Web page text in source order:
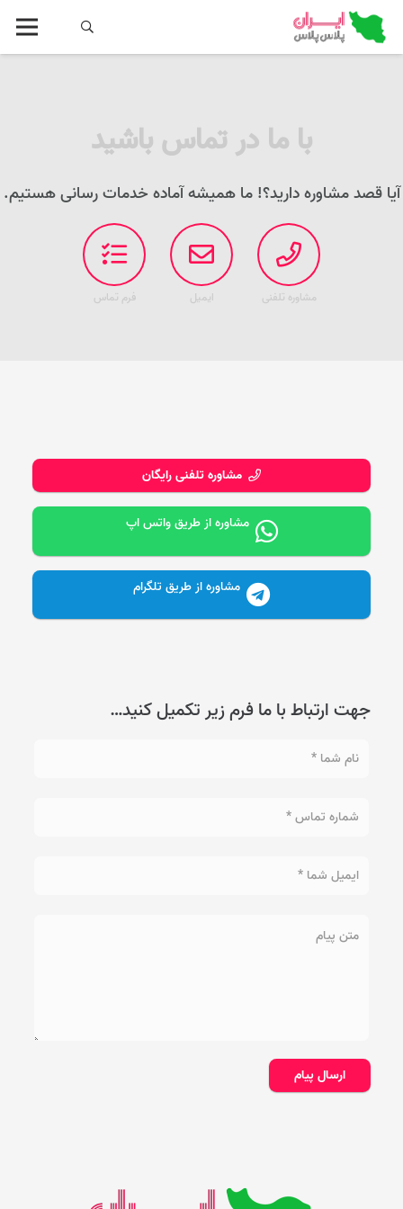
با ما در تماس باشید
آیا قصد مشاوره دارید؟! ما همیشه آماده خدمات رسانی هستیم.
مشاوره تلفنی ایمیل فرم تماس
جهت ارتباط با ما فرم زیر تکمیل کنید…
ارسال پیام
مشاوره تلفنی رایگان
مشاوره از طریق واتس اپ
مشاوره از طریق تلگرام